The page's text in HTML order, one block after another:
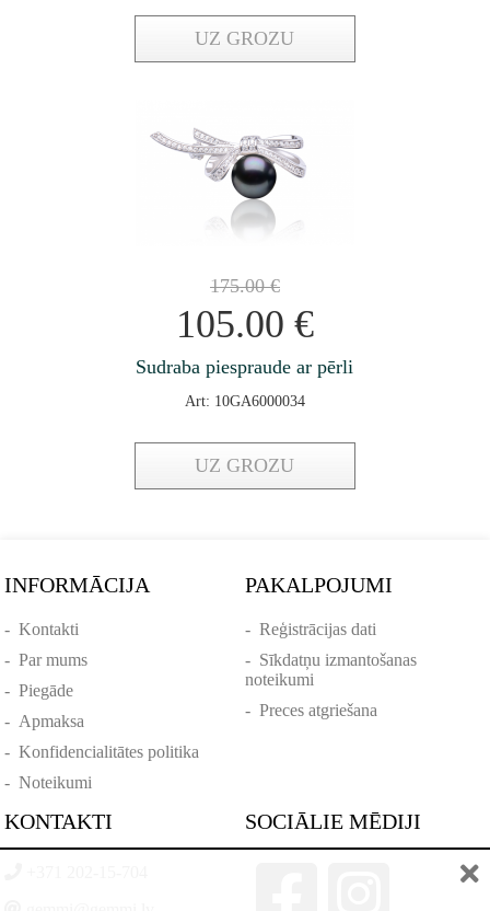
UZ GROZU
175.00€
105.00 €
Sudraba piespraude ar pērli
Art: 10GA6000034
UZ GROZU
INFORMĀCIJA
-Kontakti
-Par mums
-Piegāde
- Apmaksa
-Konfidencialitātes politika
-Noteikumi
PAKALPOJUMI
- Reģistrācijas dati
- Sīkdatņu izmantošanas
noteikumi
- Preces atgriešana
KONTAKTI SOCIĀLIE MĒDIJI